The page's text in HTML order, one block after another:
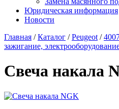
Юридическая информация
Новости
Главная / Каталог / Peugeot /
зажигание,
Свеча накала